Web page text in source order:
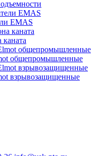
EMAS
каната
общепромышленные
взрывозащищенные